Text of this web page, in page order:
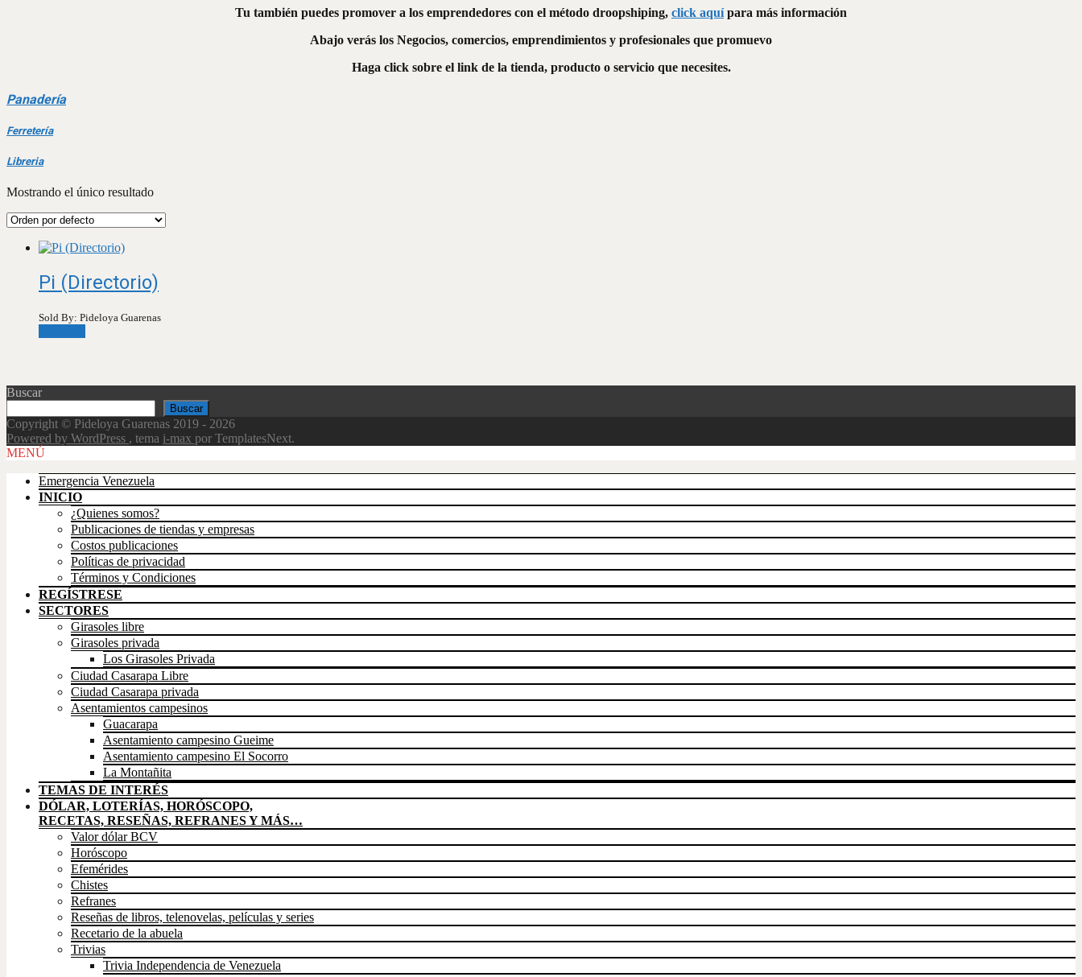
Tu también puedes promover a los emprendedores con el método droopshiping, click aquípara más información
Abajo verás los Negocios, comercios, emprendimientos y profesionales que promuevo
Haga click sobre el link de la tienda, producto o servicio que necesites.
Panadería
Ferretería
Libreria
Mostrando el único resultado
Pi (Directorio)
Sold By: Pideloya Guarenas
Buscar
Buscar
Copyright © Pideloya Guarenas 2019 - 2026
Powered by WordPress , tema i-max por TemplatesNext.
Scroll
MENÚ
Emergencia Venezuela
INICIO
¿Quienes somos?
Publicaciones de tiendas y empresas
Costos publicaciones
Políticas de privacidad
Términos y Condiciones
REGÍSTRESE
SECTORES
Girasoles libre
Girasoles privada
Los Girasoles Privada
Ciudad Casarapa Libre
Ciudad Casarapa privada
Asentamientos campesinos
Guacarapa
Asentamiento campesino Gueime
Asentamiento campesino El Socorro
La Montañita
TEMAS DE INTERÉS
DÓLAR, LOTERÍAS, HORÓSCOPO,
RECETAS, RESEÑAS, REFRANES Y MÁS…
Valor dólar BCV
Horóscopo
Efemérides
Chistes
Refranes
Reseñas de libros, telenovelas, películas y series
Recetario de la abuela
Trivias
Trivia Independencia de Venezuela